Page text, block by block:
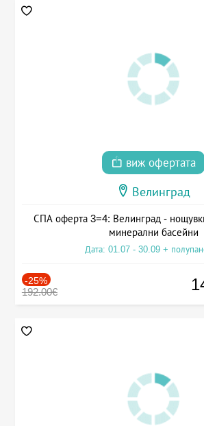
виж офертата
Велинград
СПА оферта 3=4: Велинград -
минерални басейни
Дата: 01.07 - 30.09 +
-25%
192.00€